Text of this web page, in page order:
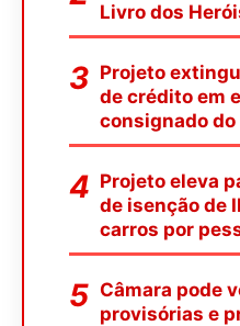
Livro dos
Projeto
de crédito em
consignado do
Projeto eleva
de isenção de
carros por
Câmara pode
provisórias e